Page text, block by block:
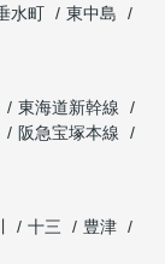
水町
東中島
東海道新幹線
阪急宝塚本線
十三
豊津